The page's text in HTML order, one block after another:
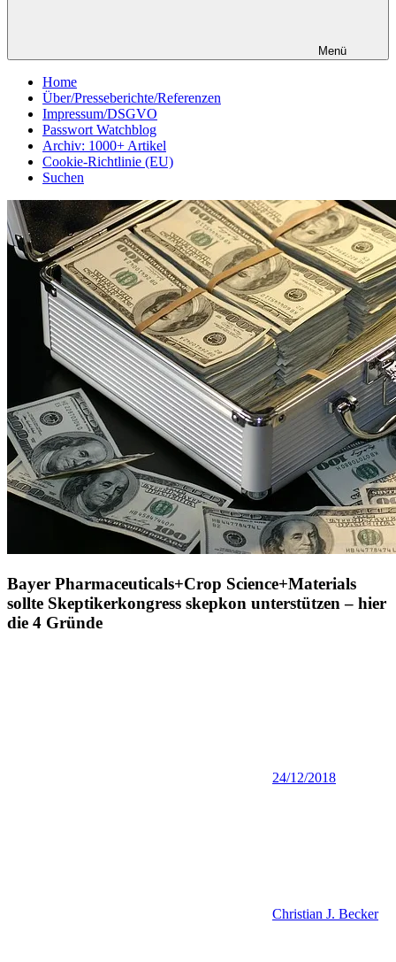
Menü
Home
Über/Presseberichte/Referenzen
Impressum/DSGVO
Passwort Watchblog
Archiv: 1000+ Artikel
Cookie-Richtlinie (EU)
Suchen
Bayer Pharmaceuticals+Crop Science+Materials
sollte Skeptikerkongress skepkon unterstützen – hier
die 4 Gründe
24/12/2018
Christian J. Becker